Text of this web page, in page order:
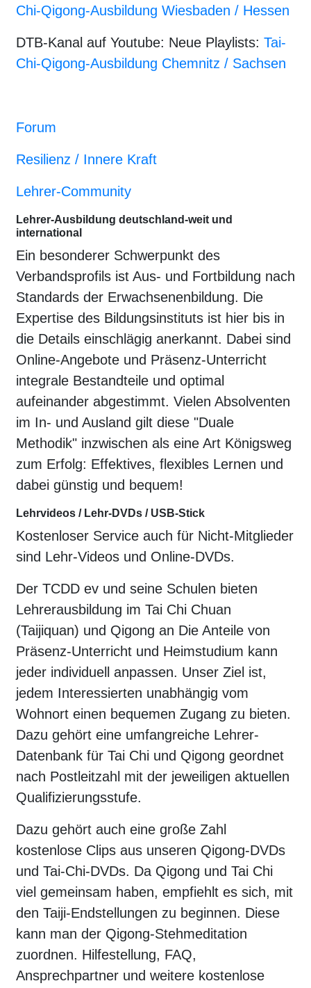
Chi-Qigong-Ausbildung Wiesbaden / Hessen
DTB-Kanal auf Youtube: Neue Playlists: Tai-
Chi-Qigong-Ausbildung Chemnitz / Sachsen
Forum
Resilienz / Innere Kraft
Lehrer-Community
Lehrer-Ausbildung deutschland-weit und
international
Ein besonderer Schwerpunkt des
Verbandsprofils ist Aus- und Fortbildung nach
Standards der Erwachsenenbildung. Die
Expertise des Bildungsinstituts ist hier bis in
die Details einschlägig anerkannt. Dabei sind
Online-Angebote und Präsenz-Unterricht
integrale Bestandteile und optimal
aufeinander abgestimmt. Vielen Absolventen
im In- und Ausland gilt diese "Duale
Methodik" inzwischen als eine Art Königsweg
zum Erfolg: Effektives, flexibles Lernen und
dabei günstig und bequem!
Lehrvideos / Lehr-DVDs / USB-Stick
Kostenloser Service auch für Nicht-Mitglieder
sind Lehr-Videos und Online-DVDs.
Der TCDD ev und seine Schulen bieten
Lehrerausbildung im Tai Chi Chuan
(Taijiquan) und Qigong an Die Anteile von
Präsenz-Unterricht und Heimstudium kann
jeder individuell anpassen. Unser Ziel ist,
jedem Interessierten unabhängig vom
Wohnort einen bequemen Zugang zu bieten.
Dazu gehört eine umfangreiche Lehrer-
Datenbank für Tai Chi und Qigong geordnet
nach Postleitzahl mit der jeweiligen aktuellen
Qualifizierungsstufe.
Dazu gehört auch eine große Zahl
kostenlose Clips aus unseren Qigong-DVDs
und Tai-Chi-DVDs. Da Qigong und Tai Chi
viel gemeinsam haben, empfiehlt es sich, mit
den Taiji-Endstellungen zu beginnen. Diese
kann man der Qigong-Stehmeditation
zuordnen. Hilfestellung, FAQ,
Ansprechpartner und weitere kostenlose